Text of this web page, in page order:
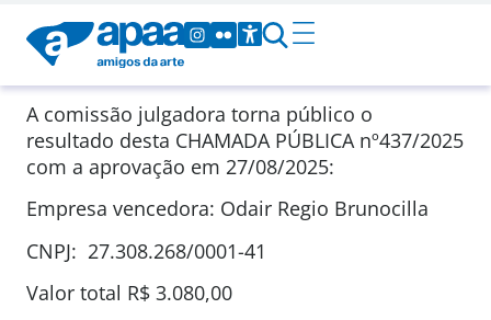
A comissão julgadora torna público o
resultado desta CHAMADA PÚBLICA nº437/2025
com a aprovação em 27/08/2025:
Empresa vencedora: Odair Regio Brunocilla
CNPJ: 27.308.268/0001-41
Valor total R$ 3.080,00